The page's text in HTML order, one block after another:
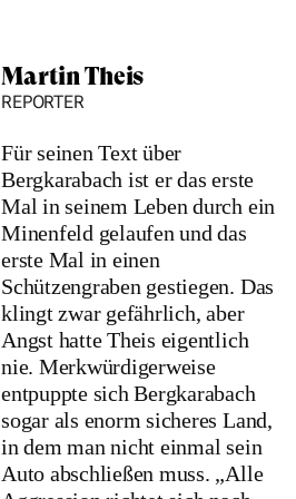
Martin Theis
REPORTER
Für seinen Text über
Bergkarabach ist er das erste
Mal in seinem Leben durch ein
Minenfeld gelaufen und das
erste Mal in einen
Schützengraben gestiegen. Das
klingt zwar gefährlich, aber
Angst hatte Theis eigentlich
nie. Merkwürdigerweise
entpuppte sich Bergkarabach
sogar als enorm sicheres Land,
in dem man nicht einmal sein
Auto abschließen muss. „Alle